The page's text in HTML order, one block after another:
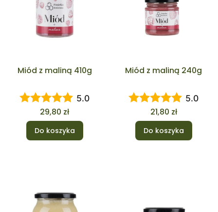
Miód z maliną 410g
5.0
Cena
29,80 zł
Do koszyka
Miód z maliną 240g
5.0
Cena
21,80 zł
Do koszyka